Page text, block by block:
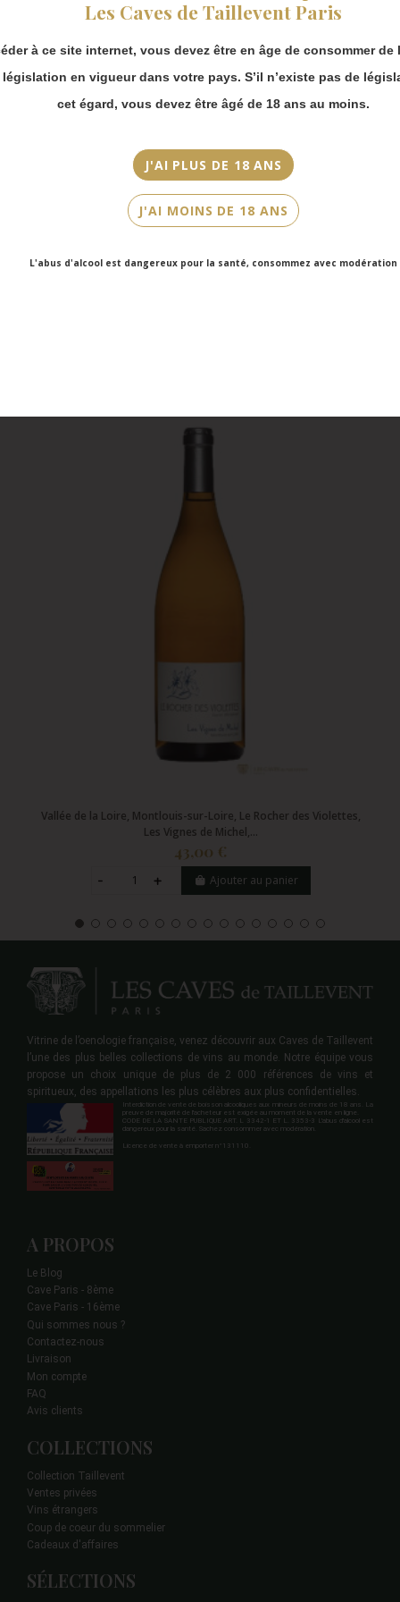
Les Caves de Taillevent Paris
à ce site internet, vous devez être en âge de consommer de
législation en vigueur dans votre pays. S’il n’existe pas de
cet égard, vous devez être âgé de 18 ans au moins.
J'AI PLUS DE 18 ANS
J'AI MOINS DE 18 ANS
L'abus d'alcool est dangereux pour la santé, consommez avec modération
Rouge
Vallée de la Loire, Montlouis-sur-Loire, Le Rocher des Violettes,
Les Vignes de Michel,...
43,00 €
Ajouter au panier
Vitrine de l’oenologie française, venez découvrir aux Caves de Taillevent
l’une des plus belles collections de vins au monde. Notre équipe vous
propose un choix unique de plus de 2 000 références de vins et
spiritueux, des appellations les plus célèbres aux plus confidentielles.
Interdiction de vente de boisson alcooliques aux mineurs de moins de 18 ans. La
preuve de majorité de l'acheteur est exigée au moment de la vente en ligne.
CODE DE LA SANTE PUBLIQUE ART. L 3342-1 ET L. 3353-3 L'abus d'alcool est
dangereux pour la santé. Sachez consommer avec modération.
Licence de vente à emporter n°131110.
A PROPOS
Le Blog
Cave Paris - 8ème
Cave Paris - 16ème
Qui sommes nous ?
Contactez-nous
Livraison
Mon compte
FAQ
Avis clients
COLLECTIONS
Collection Taillevent
Ventes privées
Vins étrangers
Coup de coeur du sommelier
Cadeaux d'affaires
SÉLECTIONS
continuer à passer
Merci de bien
prendre en compte :
Les envois
partir du 31 août.
Les commandes
en click-and-
collect (cave
Faubourg Saint-
Victor Hugo)